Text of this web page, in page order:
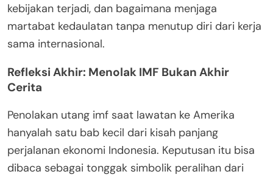
kebijakan terjadi, dan bagaimana menjaga
martabat kedaulatan tanpa menutup diri dari kerja
sama internasional.
Refleksi Akhir: Menolak IMF Bukan Akhir
Cerita
Penolakan utang imf saat lawatan ke Amerika
hanyalah satu bab kecil dari kisah panjang
perjalanan ekonomi Indonesia. Keputusan itu bisa
dibaca sebagai tonggak simbolik peralihan dari